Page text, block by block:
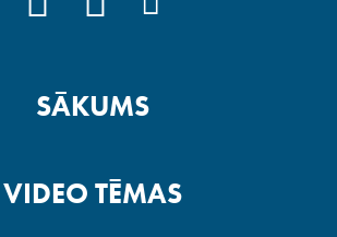
SĀKUMS
VIDEO TĒMAS